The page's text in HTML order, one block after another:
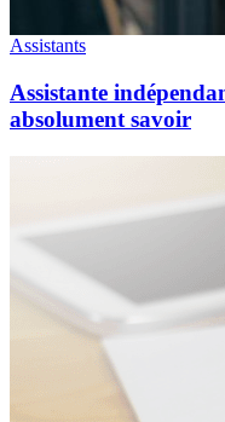
Assistants
Assistante
absolument savoir